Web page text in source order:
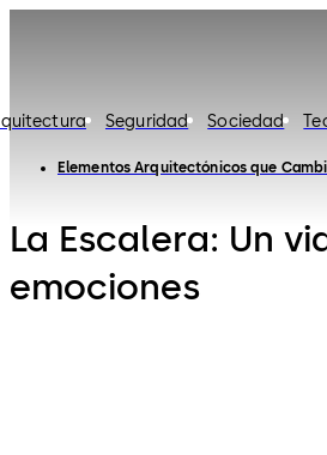
Seguridad Sociedad
Elementos Arquitectónicos que
La Escalera: Un
emociones